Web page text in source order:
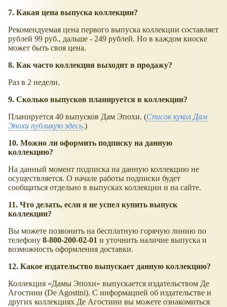
7. Какая цена выпуска коллекции?
Рекомендуемая цена первого выпуска коллекции составляет
рублей 99 руб., дальше - 249 рублей. Но в каждом киоске
может быть своя цена.
8. Как часто коллекция выходит в продажу?
Раз в 2 недели.
9. Сколько выпусков планируется в коллекции?
Планируется 40 выпусков Дам Эпохи. (Список кукол Дам
Эпохи публикую здесь.)
10. Можно ли оформить подписку на данную
коллекцию?
На данный момент подписка на данную коллекцию не
осуществляется. О начале работы подписки будет
сообщаться отдельно в выпусках коллекции и на сайте.
11. Что делать, если я не успел купить выпуск
коллекции?
Вы можете позвонить на бесплатную горячую линию по
телефону 8-800-200-02-01 и уточнить наличие выпуска и
возможность оформления доставки.
12. Какое издательство выпускает данную коллекцию?
Коллекция «Дамы Эпохи» выпускается издательством Де
Агостини (De Agostini). С информацией об издательстве и
других коллекциях Де Агостини вы можете ознакомиться